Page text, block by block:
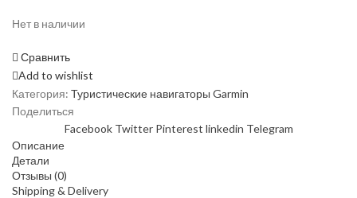
Нет в наличии
Сравнить
Add to wishlist
Категория: Туристические навигаторы Garmin
Поделиться
Facebook Twitter Pinterest linkedin Telegram
Описание
Детали
Отзывы (0)
Shipping & Delivery